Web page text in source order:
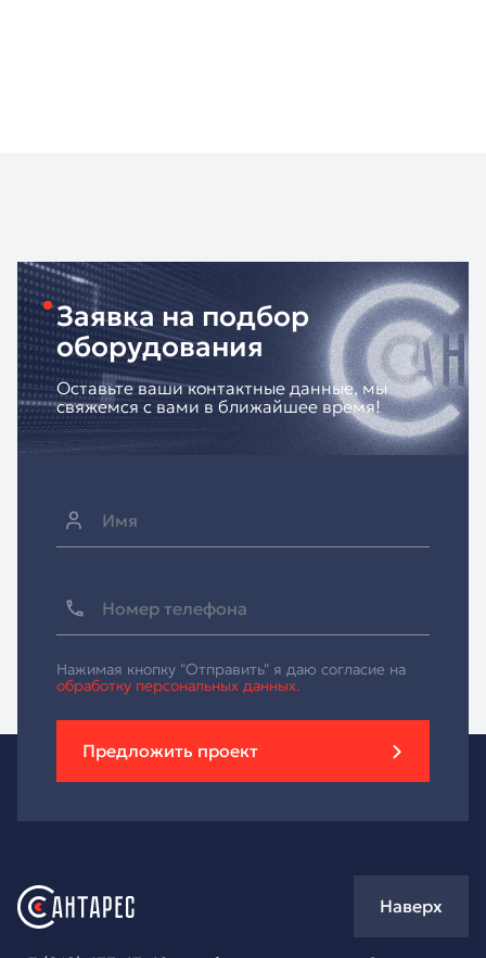
Заявка на подбор
оборудования
Оставьте ваши контактные данные, мы
свяжемся с вами в ближайшее время!
Нажимая кнопку "Отправить" я даю согласие на
обработку персональных данных.
Предложить проект
Наверх